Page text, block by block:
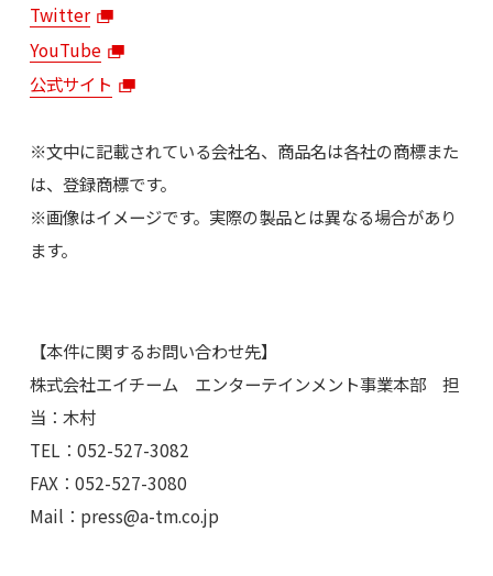
Twitter
YouTube
公式サイト
※文中に記載されている会社名、商品名は各社の商標また
は、登録商標です。
※画像はイメージです。実際の製品とは異なる場合があり
ます。
【本件に関するお問い合わせ先】
株式会社エイチーム エンターテインメント事業本部 担
当：木村
TEL：052-527-3082
FAX：052-527-3080
Mail： press@a-tm.co.jp